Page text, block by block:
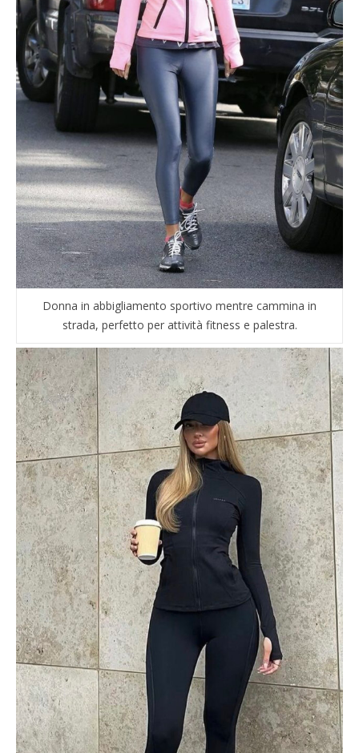
Donna in abbigliamento sportivo mentre cammina in
strada, perfetto per attività fitness e palestra.